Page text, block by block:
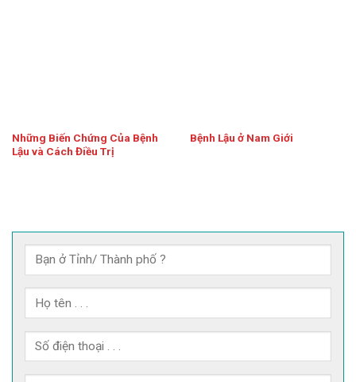
Những Biến Chứng Của Bệnh
Lậu và Cách Điều Trị
Bệnh Lậu ở Nam Giới